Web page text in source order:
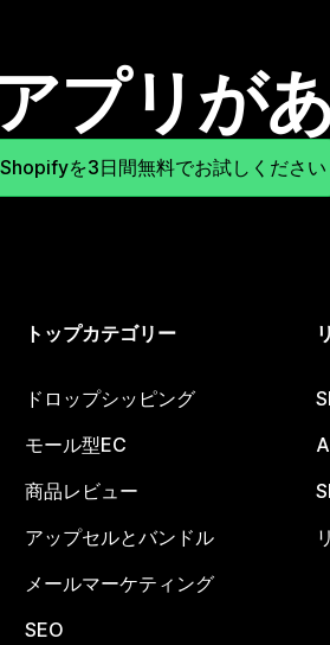
プリが
Shopifyを3日間無料でお試しください
トップカテゴリー
ドロップシッピング
モール型EC
商品レビュー
アップセルとバンドル
メールマーケティング
SEO